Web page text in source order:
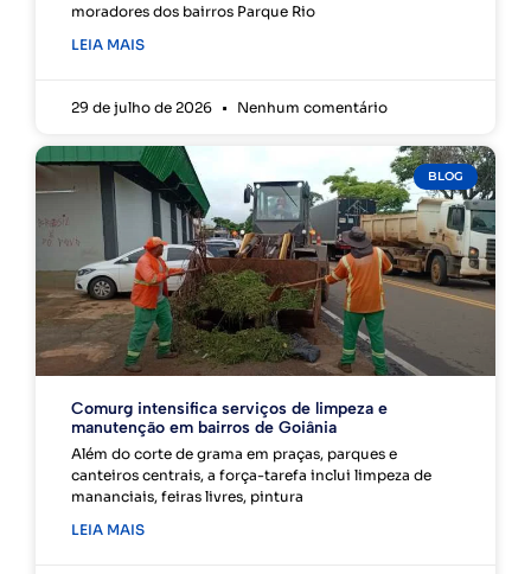
moradores dos bairros Parque Rio
LEIA MAIS
29 de julho de 2026 Nenhum comentário
BLOG
Comurg intensifica serviços de limpeza e
manutenção em bairros de Goiânia
Além do corte de grama em praças, parques e
canteiros centrais, a força-tarefa inclui limpeza de
mananciais, feiras livres, pintura
LEIA MAIS